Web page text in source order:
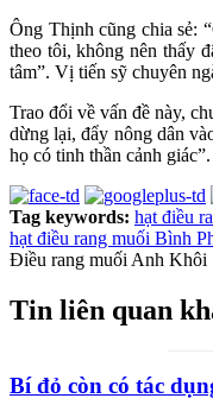
Ông Thịnh cũng chia sẻ:
theo tôi, không nên thấy
tâm”. Vị tiến sỹ chuyên
Trao đổi về vấn đề này,
dừng lại, đẩy nông dân
họ có tinh thần cảnh giác”.
Tag keywords: hạt điều
hạt điều rang muối Bình
Điều rang muối Anh Khôi
Tin liên quan
Bí đỏ còn có tác